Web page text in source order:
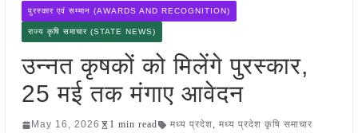
पुरस्कार एवं सम्मान (AWARDS AND RECOGNITION)
राज्य कृषि समाचार (STATE NEWS)
उन्नत कृषकों को मिलेंगे पुरस्कार,
25 मई तक मंगाए आवेदन
May 16, 2026 1 min read मध्य प्रदेश, मध्य प्रदेश कृषि समाचार